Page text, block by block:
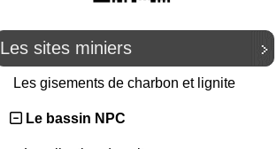
Les sites miniers
Les gisements de charbon et lignite
Le bassin NPC